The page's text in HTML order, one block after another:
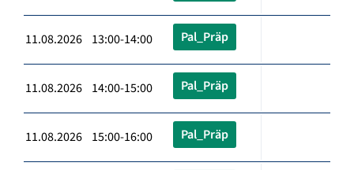
11.08.2026 13:00-14:00 Pal_Präp
11.08.2026 14:00-15:00 Pal_Präp
11.08.2026 15:00-16:00 Pal_Präp